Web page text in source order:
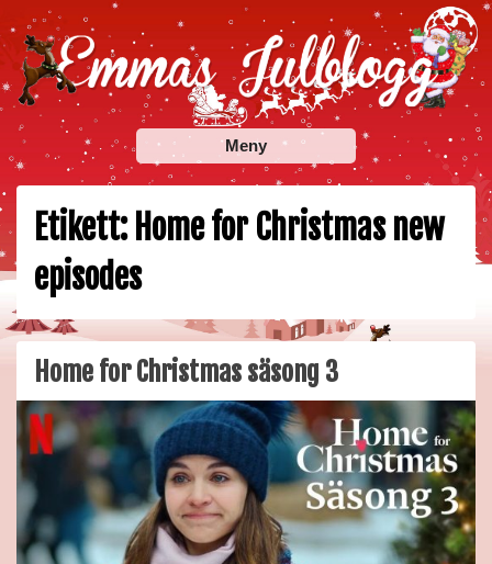
Skip
to
content
Emmas Julblogg
Julbloggar om julnyheter, julklappstips, julkalendrar,
adventskalendrar , julpyssel och julrecept!
Meny
Etikett: Home for Christmas new
episodes
Home for Christmas säsong 3